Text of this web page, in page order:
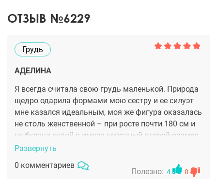
ОТЗЫВ №6229
Грудь
АДЕЛИНА
Я всегда считала свою грудь маленькой. Природа
щедро одарила формами мою сестру и ее силуэт
мне казался идеальным, моя же фигура оказалась
не столь женственной – при росте почти 180 см и
не будучи худой я имела неполный второй размер
и, конечно, комплексовала из-за этого. С годами
и я решилась на операцию. Клинику и врача я
Развернуть
0 комментариев
Полезно: 4 0